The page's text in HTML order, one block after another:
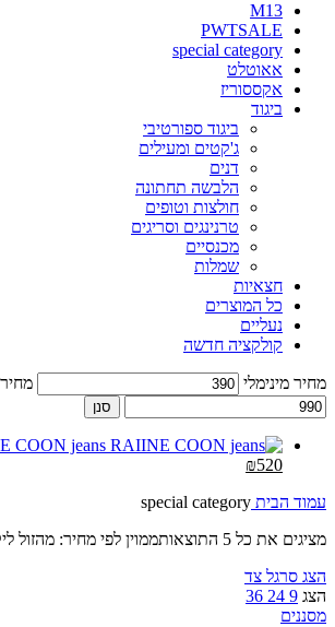
M13
PWTSALE
special category
אאוטלט
אקססוריז
ביגוד
ביגוד ספורטיבי
ג'קטים ומעילים
דנים
הלבשה תחתונה
חולצות וטופים
טרנינגים וסריגים
מכנסיים
שמלות
חצאיות
כל המוצרים
נעליים
קולקציה חדשה
מחיר מינימלי
סנן
COON jeans
₪520
עמוד הבית special category
מציגים את כל ⁦5⁩ התוצאות
ממוין לפי מחיר: מהזול
הצג סרגל צד
הצג 9
24
36
מסננים